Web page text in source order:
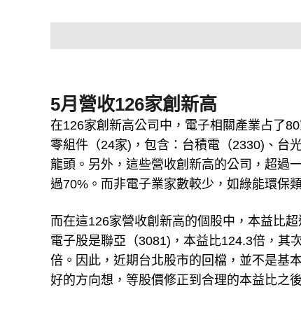
5月營收126家創新高
在126家創新高公司中，電子相關產業占了
零組件（24家)，包含：台積電（2330)、台
龍頭。另外，這些營收創新高的公司，超過
過70%。而非電子業家數較少，如綠能環保
而在這126家營收創新高的個股中，本益比
電子股是聯亞（3081)，本益比124.3倍，其
倍。因此，近期台北股市的回檔，並不是基
好的方向想，等股價修正到合理的本益比之